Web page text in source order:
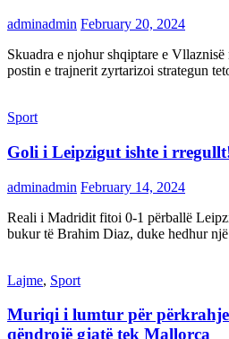
adminadmin February 20, 2024
Skuadra e njohur shqiptare e
postin e trajnerit zyrtarizoi strategun
Sport
Goli i Leipzigut ishte i
adminadmin February 14, 2024
Reali i Madridit fitoi 0-1 përballë
bukur të Brahim Diaz, duke hedhur
Lajme, Sport
Muriqi i lumtur për
qëndrojë gjatë tek Mallorca